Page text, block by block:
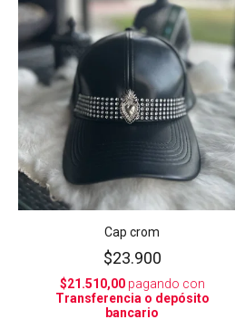
Cap crom
$23.900
$21.510,00pagando con
Transferencia o depósito
bancario